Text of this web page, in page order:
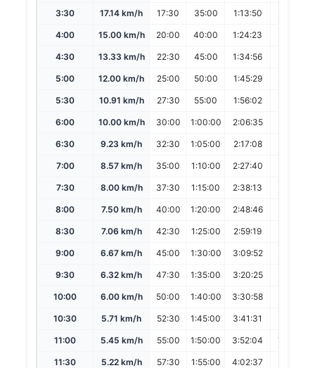
3:30 17.14 km/h 17:30 35:00 1:13:50
4:00 15.00 km/h 20:00 40:00 1:24:23
4:30 13.33 km/h 22:30 45:00 1:34:56
5:00 12.00 km/h 25:00 50:00 1:45:29
5:30 10.91 km/h 27:30 55:00 1:56:02
6:00 10.00 km/h 30:00 1:00:00 2:06:35
6:30 9.23 km/h 32:30 1:05:00 2:17:08
7:00 8.57 km/h 35:00 1:10:00 2:27:40
7:30 8.00 km/h 37:30 1:15:00 2:38:13
8:00 7.50 km/h 40:00 1:20:00 2:48:46
8:30 7.06 km/h 42:30 1:25:00 2:59:19
9:00 6.67 km/h 45:00 1:30:00 3:09:52
9:30 6.32 km/h 47:30 1:35:00 3:20:25
10:00 6.00 km/h 50:00 1:40:00 3:30:58
10:30 5.71 km/h 52:30 1:45:00 3:41:31
11:00 5.45 km/h 55:00 1:50:00 3:52:04 7:44:08
11:30 5.22 km/h 57:30 1:55:00 4:02:37